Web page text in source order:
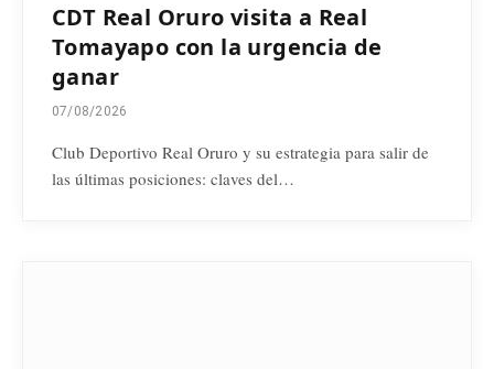
CDT Real Oruro visita a Real
Tomayapo con la urgencia de
ganar
07/08/2026
Club Deportivo Real Oruro y su estrategia para salir de
las últimas posiciones: claves del…